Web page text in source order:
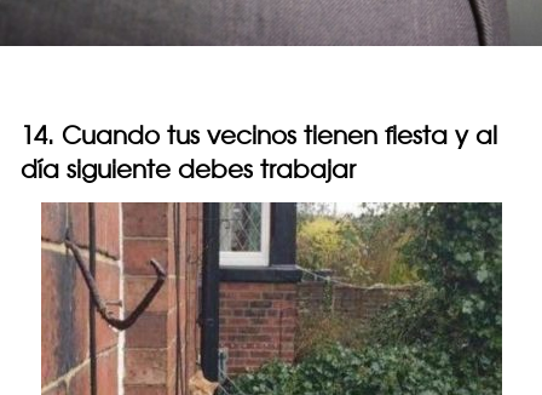
14. Cuando tus vecinos tienen fiesta y al
día siguiente debes trabajar